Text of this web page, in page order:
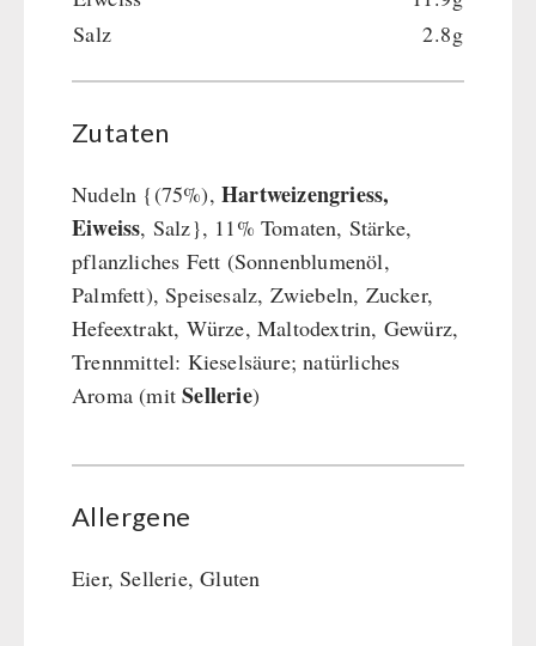
Salz
2.8g
Zutaten
Nudeln {(75%), Hartweizengriess,
Eiweiss, Salz}, 11% Tomaten, Stärke,
pflanzliches Fett (Sonnenblumenöl,
Palmfett), Speisesalz, Zwiebeln, Zucker,
Hefeextrakt, Würze, Maltodextrin, Gewürz,
Trennmittel: Kieselsäure; natürliches
Aroma (mitSellerie)
Allergene
Eier, Sellerie, Gluten